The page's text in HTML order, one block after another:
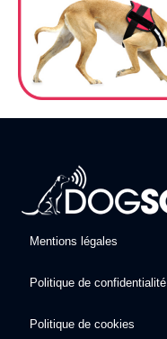
Mentions légales
Politique de confidentialité
Politique de cookies